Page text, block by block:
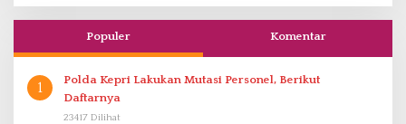
Populer Komentar
1
Polda Kepri Lakukan Mutasi Personel, Berikut
Daftarnya
23417 Dilihat